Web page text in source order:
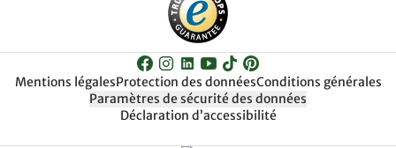
Mentions légalesProtection des donnéesConditions générales
Paramètres de sécurité des données
Déclaration d’accessibilité